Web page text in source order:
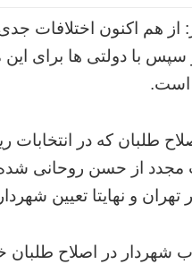
هم اکنون اختلافات جدی
سپس با دولتی ها برای
است.
طلبان که در انتخابات
مجدد از حسن روحانی
و نهایتا تعیین
شهردار در اصلاح